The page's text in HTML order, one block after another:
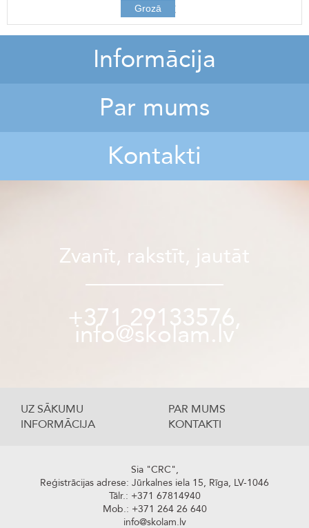
496,00 €
Grozā
Informācija
Par mums
Kontakti
Zvanīt, rakstīt, jautāt
+371 29133576,
info@skolam.lv
UZ SĀKUMU
PAR MUMS
INFORMĀCIJA
KONTAKTI
Sia "CRC",
Reģistrācijas adrese: Jūrkalnes iela 15, Rīga, LV-1046
Tālr.: +371 67814940
Mob.: +371 264 26 640
info@skolam.lv